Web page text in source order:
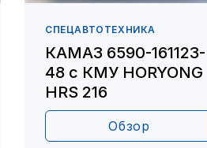
СПЕЦАВТОТЕХНИКА
КАМАЗ 6590-161123-
48 с КМУ HORYONG
HRS 216
Обзор